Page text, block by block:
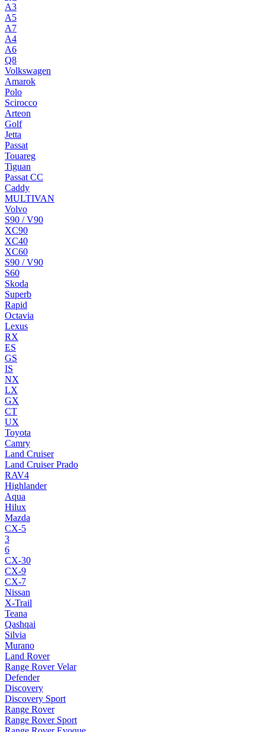
A3
A5
A7
A4
A6
Q8
Volkswagen
Amarok
Polo
Scirocco
Arteon
Golf
Jetta
Passat
Touareg
Tiguan
Passat CC
Caddy
MULTIVAN
Volvo
S90 / V90
XC90
XC40
XC60
S90 / V90
S60
Skoda
Superb
Rapid
Octavia
Lexus
RX
ES
GS
IS
NX
LX
GX
CT
UX
Toyota
Camry
Land Cruiser
Land Cruiser Prado
RAV4
Highlander
Aqua
Hilux
Mazda
CX-5
3
6
CX-30
CX-9
CX-7
Nissan
X-Trail
Teana
Qashqai
Silvia
Murano
Land Rover
Range Rover Velar
Defender
Discovery
Discovery Sport
Range Rover
Range Rover Sport